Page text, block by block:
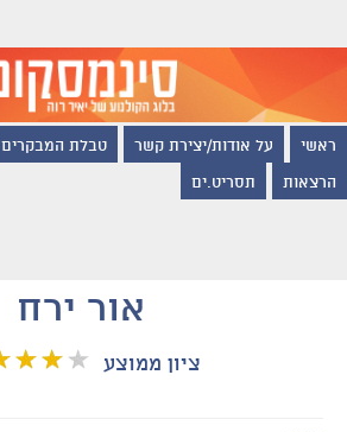
ראשי על אודות/יצירת קשר טבלת המבקרים
הרצאות תסריט.ים
אור ירח
ציון ממוצע